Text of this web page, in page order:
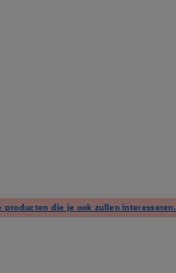
producten die je ook zullen interesseren.